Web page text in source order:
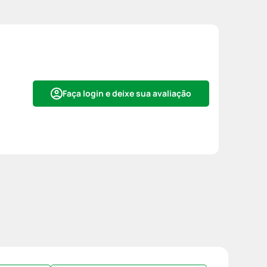
Faça login e deixe sua avaliação